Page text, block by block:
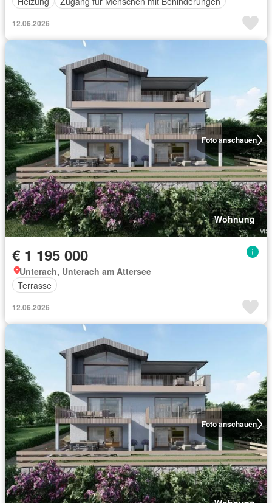
12.06.2026
Foto anschauen
Wohnung
€ 1 195 000
Unterach, Unterach am Attersee
Terrasse
12.06.2026
Foto anschauen